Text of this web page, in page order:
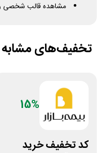
مشاهده قالب شخصی
تخفیف‌های مشابه
15%
کد تخفیف خرید